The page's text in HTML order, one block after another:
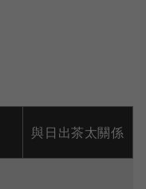
與日出茶太關係